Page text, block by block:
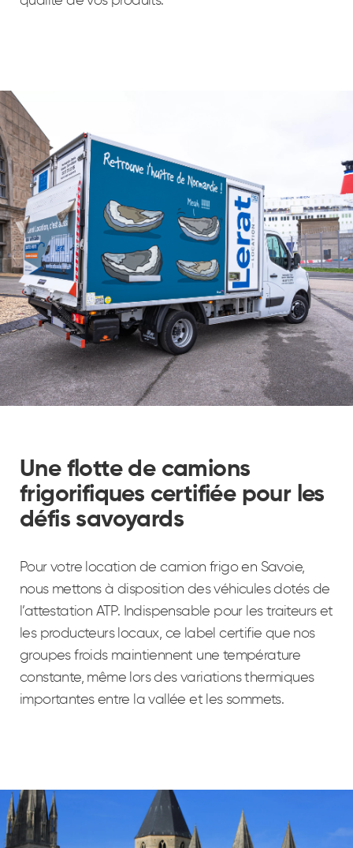
Une flotte de camions
frigorifiques certifiée pour les
défis savoyards
Pour votre location de camion frigo en Savoie,
nous mettons à disposition des véhicules dotés de
l’attestation ATP. Indispensable pour les traiteurs et
les producteurs locaux, ce label certifie que nos
groupes froids maintiennent une température
constante, même lors des variations thermiques
importantes entre la vallée et les sommets.